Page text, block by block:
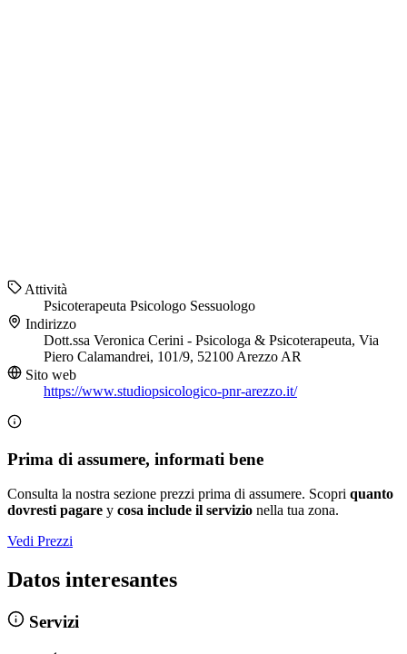
Attività
Psicoterapeuta Psicologo Sessuologo
Indirizzo
Dott.ssa Veronica Cerini - Psicologa & Psicoterapeuta, Via
Piero Calamandrei, 101/9, 52100 Arezzo AR
Sito web
https://www.studiopsicologico-pnr-arezzo.it/
Prima di assumere, informati bene
Consulta la nostra sezione prezzi prima di assumere. Scopri quanto
dovresti pagare y cosa include il servizio nella tua zona.
Vedi Prezzi
Datos interesantes
Servizi